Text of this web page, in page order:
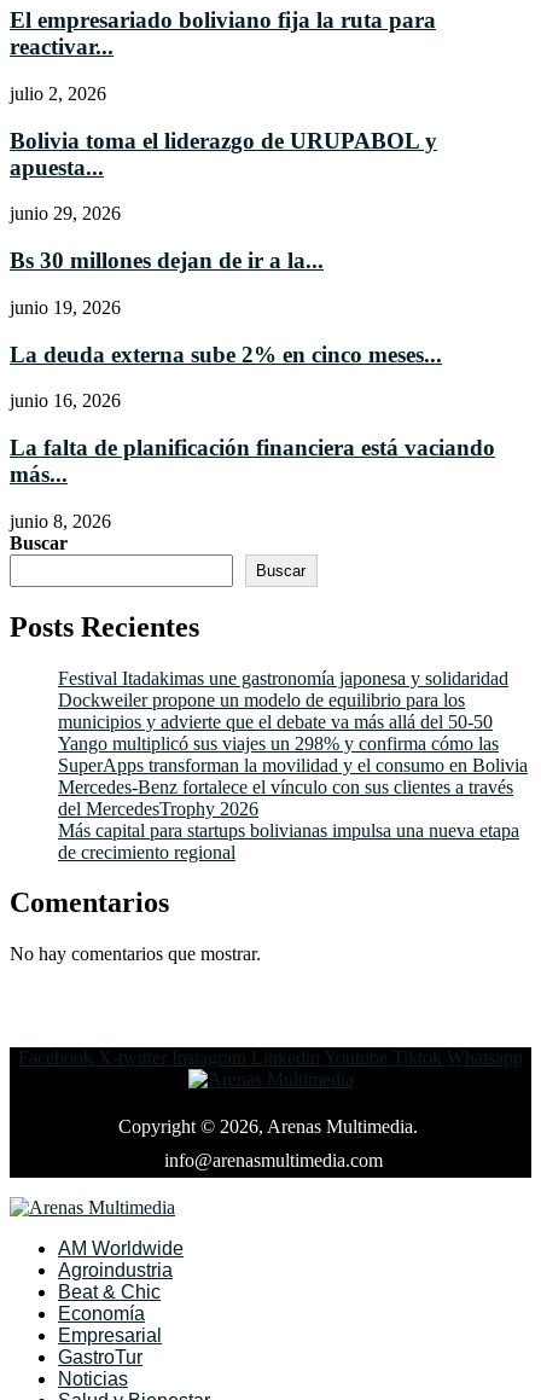
El empresariado boliviano fija la ruta para
reactivar...
julio 2, 2026
Bolivia toma el liderazgo de URUPABOL y
apuesta...
junio 29, 2026
Bs 30 millones dejan de ir a la...
junio 19, 2026
La deuda externa sube 2% en cinco meses...
junio 16, 2026
La falta de planificación financiera está vaciando
más...
junio 8, 2026
Buscar
Buscar
Posts Recientes
Festival Itadakimas une gastronomía japonesa y solidaridad
Dockweiler propone un modelo de equilibrio para los
municipios y advierte que el debate va más allá del 50-50
Yango multiplicó sus viajes un 298% y confirma cómo las
SuperApps transforman la movilidad y el consumo en Bolivia
Mercedes-Benz fortalece el vínculo con sus clientes a través
del MercedesTrophy 2026
Más capital para startups bolivianas impulsa una nueva etapa
de crecimiento regional
Comentarios
No hay comentarios que mostrar.
Facebook X-twitter Instagram Linkedin Youtube Tiktok Whatsapp
Copyright © 2026, Arenas Multimedia.
info@arenasmultimedia.com
AM Worldwide
Agroindustria
Beat & Chic
Economía
Empresarial
GastroTur
Noticias